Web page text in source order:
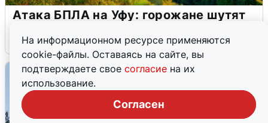
На информационном ресурсе применяются
cookie-файлы. Оставаясь на сайте, вы
подтверждаете свое согласие на их
использование.
Согласен
Атака БПЛА на Уфу: горожане шутят
5 августа 0